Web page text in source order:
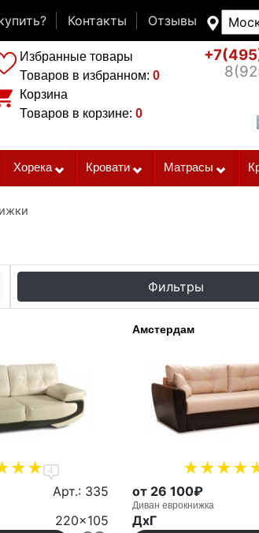
Контакты Отзывы
Избранные товары
Товаров в избранном: 0
Корзина
Товаров в корзине: 0
Хорека Кровати Матрасы
Фильтры
4
Арт.: 335
220x105
Амстердам
от 26 100₽
Диван еврокнижка
ДxГ